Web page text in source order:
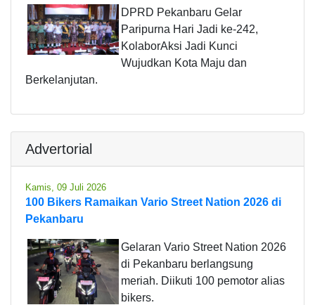
DPRD Pekanbaru Gelar
Paripurna Hari Jadi ke-242,
KolaborAksi Jadi Kunci
Wujudkan Kota Maju dan
Berkelanjutan.
Advertorial
Kamis, 09 Juli 2026
100 Bikers Ramaikan Vario Street Nation 2026 di
Pekanbaru
Gelaran Vario Street Nation 2026
di Pekanbaru berlangsung
meriah. Diikuti 100 pemotor alias
bikers.